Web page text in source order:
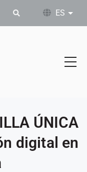
ES
ÚNICA
digital en